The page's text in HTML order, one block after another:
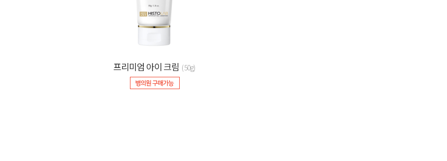
프리미엄 아이 크림 ( 50g)